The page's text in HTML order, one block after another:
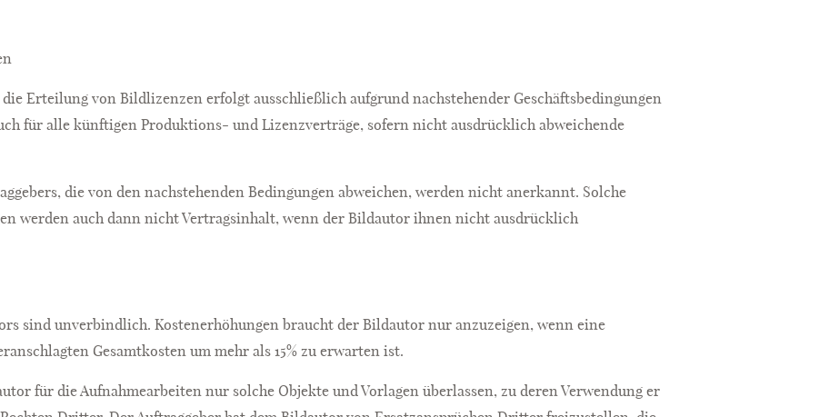
Erteilung von Bildlizenzen erfolgt ausschließlich aufgrund nachstehender Geschäftsbedingungen
für alle künftigen Produktions- und Lizenzverträge, sofern nicht ausdrücklich abweichende
die von den nachstehenden Bedingungen abweichen, werden nicht anerkannt. Solche
werden auch dann nicht Vertragsinhalt, wenn der Bildautor ihnen nicht ausdrücklich
sind unverbindlich. Kostenerhöhungen braucht der Bildautor nur anzuzeigen, wenn eine
Gesamtkosten um mehr als 15% zu erwarten ist.
für die Aufnahmearbeiten nur solche Objekte und Vorlagen überlassen, zu deren Verwendung er